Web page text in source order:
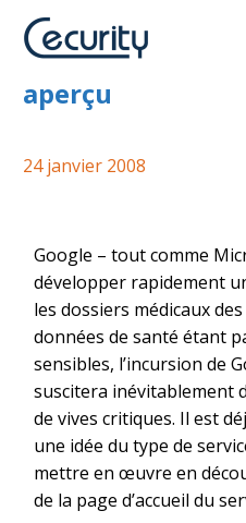
Google Health :
aperçu
24 janvier 2008
Google – tout comme
développer rapidement
les dossiers médicaux
données de santé étant
sensibles, l’incursion de
suscitera inévitablement
de vives critiques. Il est
une idée du type de
mettre en œuvre en
de la page d’accueil du